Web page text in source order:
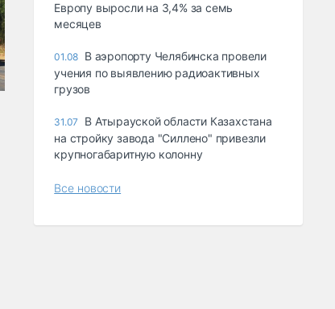
Европу выросли на 3,4% за семь
месяцев
01.08 В аэропорту Челябинска провели
учения по выявлению радиоактивных
грузов
31.07
В Атырауской области Казахстана
на стройку завода "Силлено" привезли
крупногабаритную колонну
Все новости